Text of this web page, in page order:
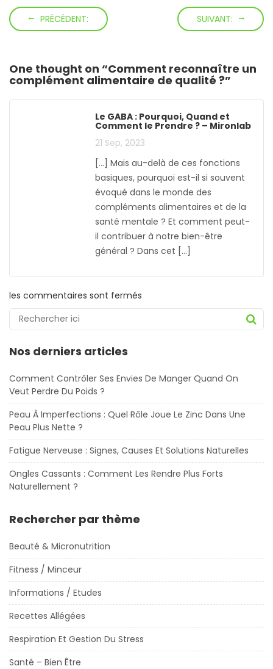
PRÉCÉDENT: SUIVANT:
One thought on “Comment reconnaître un
complément alimentaire de qualité ?”
Le GABA : Pourquoi, Quand et
Comment le Prendre ? – Mironlab
21 Sep, 2023
[…] Mais au-delà de ces fonctions
basiques, pourquoi est-il si souvent
évoqué dans le monde des
compléments alimentaires et de la
santé mentale ? Et comment peut-
il contribuer à notre bien-être
général ? Dans cet […]
les commentaires sont fermés
Nos derniers articles
Comment Contrôler Ses Envies De Manger Quand On
Veut Perdre Du Poids ?
Peau À Imperfections : Quel Rôle Joue Le Zinc Dans Une
Peau Plus Nette ?
Fatigue Nerveuse : Signes, Causes Et Solutions Naturelles
Ongles Cassants : Comment Les Rendre Plus Forts
Naturellement ?
Rechercher par thème
Beauté & Micronutrition
Fitness / Minceur
Informations / Etudes
Recettes Allégées
Respiration Et Gestion Du Stress
Santé – Bien Être